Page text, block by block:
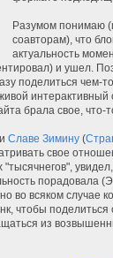
Разумом понимаю
соавторам), что
актуальность
и ушел.
поделиться чем-
интерактивный
брала свое, что-
Славе Зимину (
свое
порадовала
во всяком случае
чтобы
из